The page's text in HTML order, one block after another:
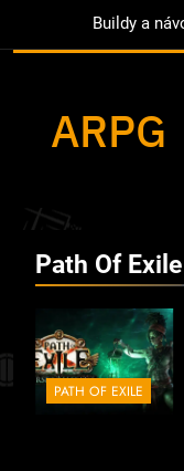
Buildy a
Buildy a návody
Buildy a
Buildy a návody
ARPG
Path Of Exile
PATH OF EXILE